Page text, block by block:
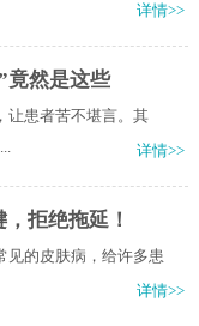
详情>>
竟然是这些
让患者苦不堪言。其
详情>>
拒绝拖延！
见的皮肤病，给许多患
详情>>